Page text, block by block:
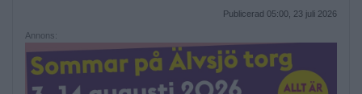
Publicerad 05:00, 23 juli 2026
Annons: